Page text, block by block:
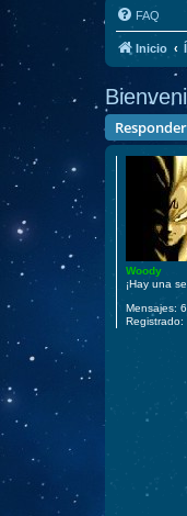
FAQ
Inicio
Responder
Woody
¡Hay una
Mensajes:
Registrado: